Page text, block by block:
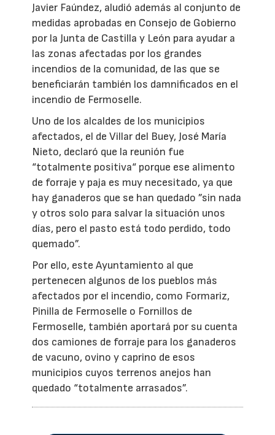
Javier Faúndez, aludió además al conjunto de
medidas aprobadas en Consejo de Gobierno
por la Junta de Castilla y León para ayudar a
las zonas afectadas por los grandes
incendios de la comunidad, de las que se
beneficiarán también los damnificados en el
incendio de Fermoselle.
Uno de los alcaldes de los municipios
afectados, el de Villar del Buey, José María
Nieto, declaró que la reunión fue
“totalmente positiva“ porque ese alimento
de forraje y paja es muy necesitado, ya que
hay ganaderos que se han quedado ”sin nada
y otros solo para salvar la situación unos
días, pero el pasto está todo perdido, todo
quemado”.
Por ello, este Ayuntamiento al que
pertenecen algunos de los pueblos más
afectados por el incendio, como Formariz,
Pinilla de Fermoselle o Fornillos de
Fermoselle, también aportará por su cuenta
dos camiones de forraje para los ganaderos
de vacuno, ovino y caprino de esos
municipios cuyos terrenos anejos han
quedado “totalmente arrasados”.